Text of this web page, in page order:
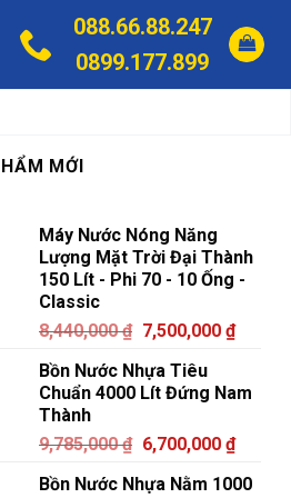
088.66.88.247
0899.177.899
MỚI
Máy Nước Nóng Năng
Lượng Mặt Trời Đại Thành
150 Lít - Phi 70 - 10 Ống -
Classic
8,440,000₫ 7,500,000 ₫
Bồn Nước Nhựa Tiêu
Chuẩn 4000 Lít Đứng Nam
Thành
9,785,000₫ 6,700,000 ₫
Bồn Nước Nhựa Nằm 1000